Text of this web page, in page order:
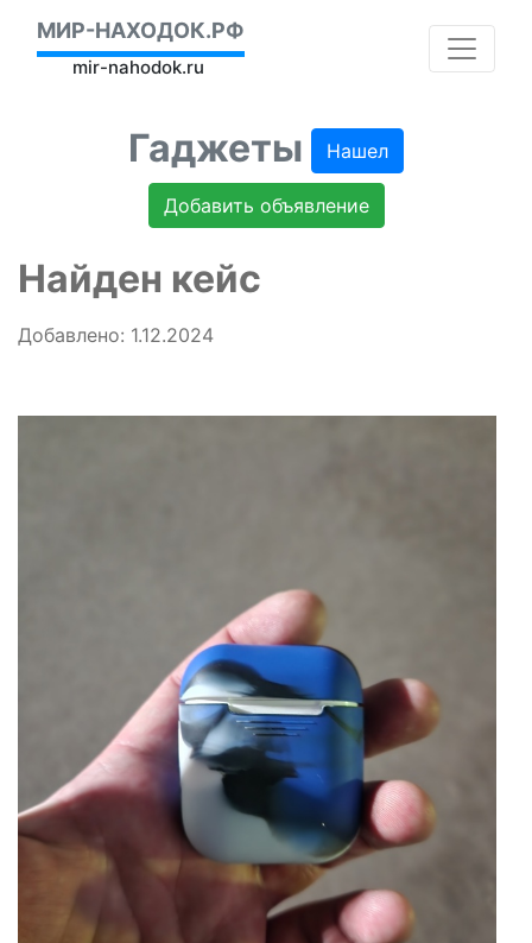
МИР-НАХОДОК.РФ
mir-nahodok.ru
Гаджеты Нашел
Добавить объявление
Найден кейс
Добавлено: 1.12.2024